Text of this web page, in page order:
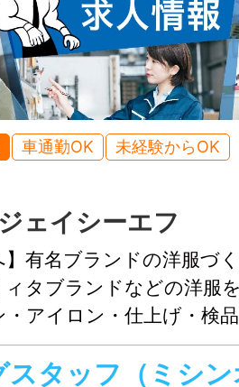
車通勤OK 未経験からOK
ェイシーエフ
】有名ブランドの洋服づ
タブランドなどの洋服
イロン・仕上げ・検品
インは、４人から５人
７時退社（残業少な